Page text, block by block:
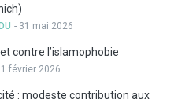
- 31 mai 2026
contre l’islamophobie
1 février 2026
: modeste contribution aux